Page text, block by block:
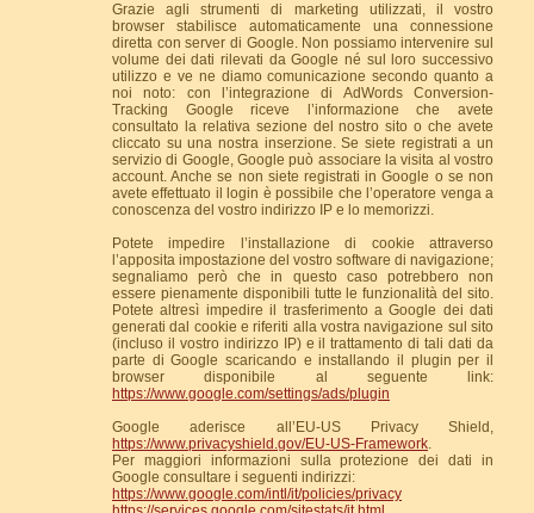
Grazie agli strumenti di marketing utilizzati, il vostro
browser stabilisce automaticamente una connessione
diretta con server di Google. Non possiamo intervenire sul
volume dei dati rilevati da Google né sul loro successivo
utilizzo e ve ne diamo comunicazione secondo quanto a
noi noto: con l’integrazione di AdWords Conversion-
Tracking Google riceve l’informazione che avete
consultato la relativa sezione del nostro sito o che avete
cliccato su una nostra inserzione. Se siete registrati a un
servizio di Google, Google può associare la visita al vostro
account. Anche se non siete registrati in Google o se non
avete effettuato il login è possibile che l’operatore venga a
conoscenza del vostro indirizzo IP e lo memorizzi.
Potete impedire l’installazione di cookie attraverso
l’apposita impostazione del vostro software di navigazione;
segnaliamo però che in questo caso potrebbero non
essere pienamente disponibili tutte le funzionalità del sito.
Potete altresì impedire il trasferimento a Google dei dati
generati dal cookie e riferiti alla vostra navigazione sul sito
(incluso il vostro indirizzo IP) e il trattamento di tali dati da
parte di Google scaricando e installando il plugin per il
browser disponibile al seguente link:
https://www.google.com/settings/ads/plugin
Google aderisce all’EU-US Privacy Shield,
https://www.privacyshield.gov/EU-US-Framework.
Per maggiori informazioni sulla protezione dei dati in
Google consultare i seguenti indirizzi:
https://www.google.com/intl/it/policies/privacy